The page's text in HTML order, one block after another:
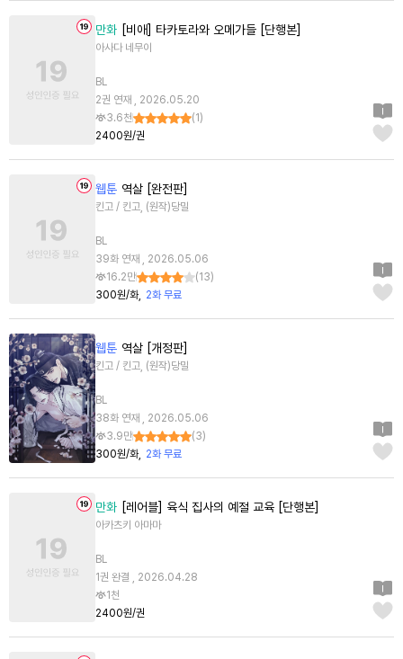
만화 [비애] 타카토라와 오메가들 [단행본]
아사다 네무이
BL
2권 연재 , 2026.05.20
3.6천
(1 )
2400원/권
웹툰 역살 [완전판]
킨고 / 킨고, (원작)당밀
BL
39화 연재 , 2026.05.06
16.2만
(13)
300원/화
2화 무료
웹툰 역살 [개정판]
킨고 / 킨고, (원작)당밀
BL
38화 연재 , 2026.05.06
3.9만
(3)
300원/화
2화 무료
만화 [레어블] 육식 집사의 예절 교육 [단행본]
아카츠키 아마마
BL
1권 완결 , 2026.04.28
1천
2400원/권